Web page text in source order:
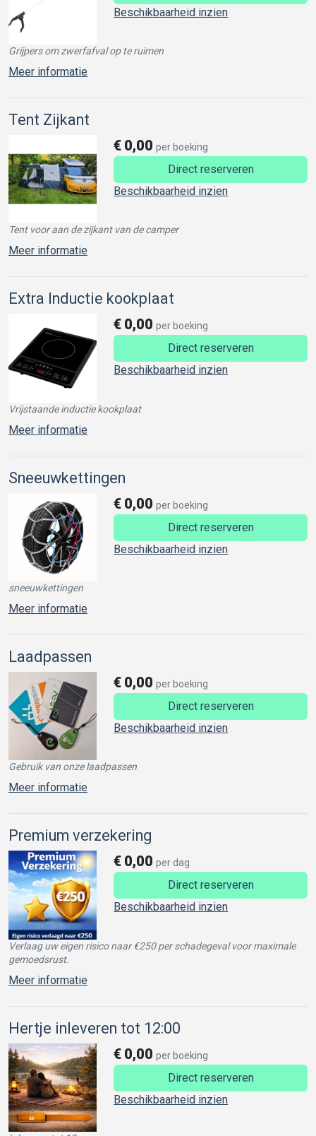
Beschikbaarheid inzien
Grijpers om zwerfafval op te ruimen
Meer informatie
Tent Zijkant
€ 0,00 per boeking
Direct reserveren
Beschikbaarheid inzien
Tent voor aan de zijkant van de camper
Meer informatie
Extra Inductie kookplaat
€ 0,00 per boeking
Direct reserveren
Beschikbaarheid inzien
Vrijstaande inductie kookplaat
Meer informatie
Sneeuwkettingen
€ 0,00 per boeking
Direct reserveren
Beschikbaarheid inzien
sneeuwkettingen
Meer informatie
Laadpassen
€ 0,00 per boeking
Direct reserveren
Beschikbaarheid inzien
Gebruik van onze laadpassen
Meer informatie
Premium verzekering
€ 0,00 per dag
Direct reserveren
Beschikbaarheid inzien
Verlaag uw eigen risico naar €250 per schadegeval voor maximale
gemoedsrust.
Meer informatie
Hertje inleveren tot 12:00
€ 0,00 per boeking
Direct reserveren
Beschikbaarheid inzien